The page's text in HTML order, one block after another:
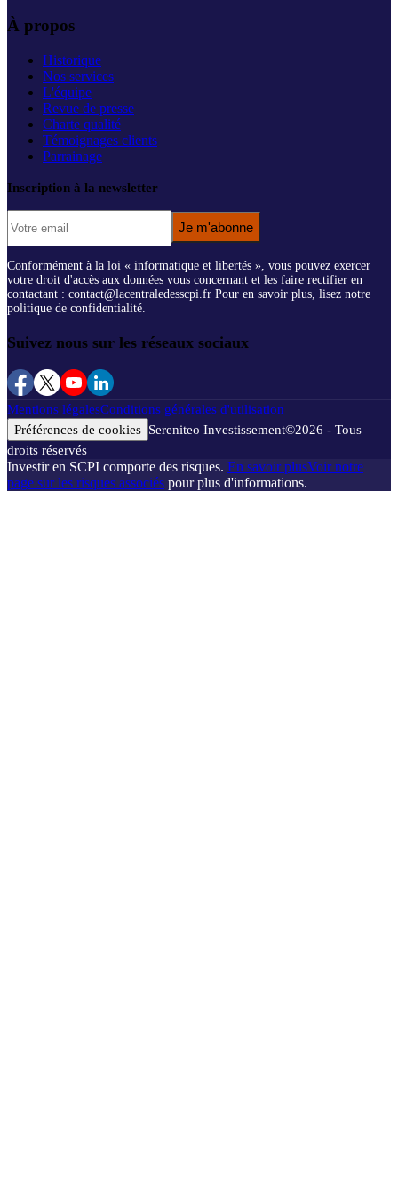
À propos
Historique
Nos services
L'équipe
Revue de presse
Charte qualité
Témoignages clients
Parrainage
Inscription à la newsletter
Je m'abonne
Conformément à la loi « informatique et libertés », vous pouvez exercer
votre droit d'accès aux données vous concernant et les faire rectifier en
contactant : contact@lacentraledesscpi.fr Pour en savoir plus, lisez notre
politique de confidentialité.
Suivez nous sur les réseaux sociaux
Mentions légalesConditions générales d'utilisation
Préférences de cookies Sereniteo Investissement©2026 - Tous
droits réservés
Investir en SCPI comporte des risques. En savoir plusVoir notre
page sur les risques associés pour plus d'informations.